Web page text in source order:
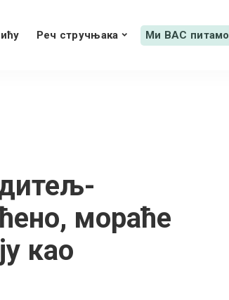
Реч стручњака Ми ВАС питамо
мораће
као